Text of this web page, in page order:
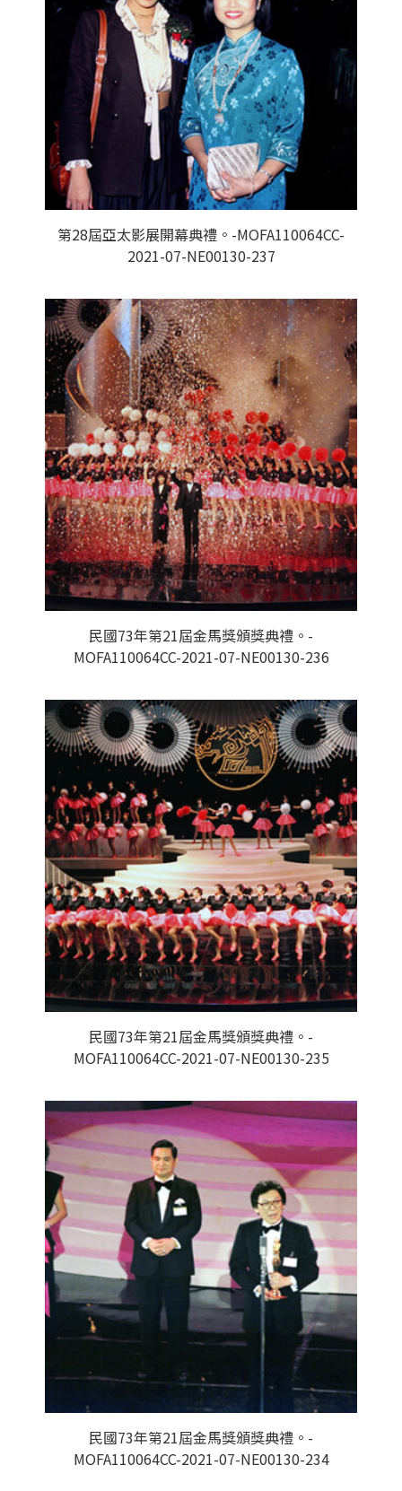
第28屆亞太影展開幕典禮。-MOFA110064CC-
2021-07-NE00130-237
民國73年第21屆金馬獎頒獎典禮。-
MOFA110064CC-2021-07-NE00130-236
民國73年第21屆金馬獎頒獎典禮。-
MOFA110064CC-2021-07-NE00130-235
民國73年第21屆金馬獎頒獎典禮。-
MOFA110064CC-2021-07-NE00130-234